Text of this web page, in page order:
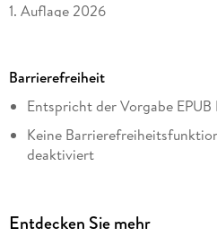
1. Auflage 2026
Dateigröße
4,64 MB
Reihe
Der Herr der Ringe / The Lord of
J. R. R. Tolkien
Barrierefreiheit
Entspricht der Vorgabe EPUB
Keine
deaktiviert
Entdecken Sie mehr